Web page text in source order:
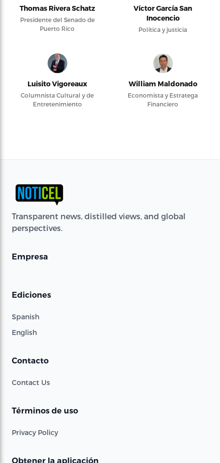
Thomas Rivera Schatz
Presidente del Senado de
Puerto Rico
Víctor García San
Inocencio
Política y justicia
Luisito Vigoreaux
Columnista Cultural y de
Entretenimiento
William Maldonado
Economista y Estratega
Financiero
Transparent news, distilled views, and global
perspectives.
Empresa
Ediciones
Spanish
English
Contacto
Contact Us
Términos de uso
Privacy Policy
Obtener la aplicación